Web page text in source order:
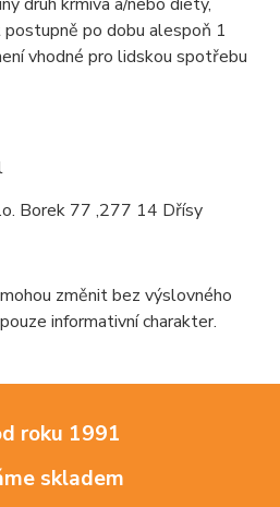
po dobu alespoň 1
vhodné pro lidskou spotřebu
Borek 77 ,277 14 Dřísy
změnit bez výslovného
informativní charakter.
roku 1991
skladem